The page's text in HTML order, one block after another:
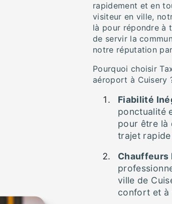
rapidement et en
visiteur en ville,
là pour répondre à
de servir la
notre réputation
Pourquoi choisir
aéroport à Cuisery
Fiabilité
ponctualité
pour être là
trajet
Chauffeurs
ville de
confort et à